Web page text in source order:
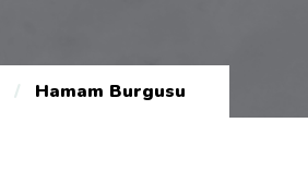
/ Hamam Burgusu